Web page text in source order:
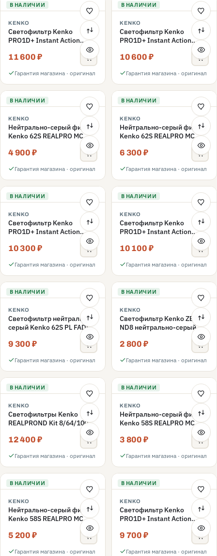
В НАЛИЧИИ
KENKO
Светофильтр Kenko
PRO1D+ Instant Action
Variable NDX3-450+C-PLS
переменной плотности
11 600 ₽
Гарантия магазина · оригинал
В НАЛИЧИИ
KENKO
Светофильтр Kenko
PRO1D+ Instant Action
Variable NDX3-450+C-PL
переменной плотности
10 600 ₽
Гарантия магазина · оригинал
В НАЛИЧИИ
KENKO
Нейтрально-серый фильтр
Kenko 62S REALPRO MC
4 900 ₽
Гарантия магазина · оригинал
В НАЛИЧИИ
KENKO
Нейтрально-серый фильтр
Kenko 62S REALPRO MC
6 300 ₽
Гарантия магазина · оригинал
В НАЛИЧИИ
KENKO
Светофильтр Kenko
PRO1D+ Instant Action
Variable NDX3-450+C-PLS
переменной плотности
10 300 ₽
Гарантия магазина · оригинал
В НАЛИЧИИ
KENKO
Светофильтр Kenko
PRO1D+ Instant Action
Variable NDX3-450+C-PL
переменной плотности
10 100 ₽
Гарантия магазина · оригинал
В НАЛИЧИИ
KENKO
Светофильтр нейтрально-
серый Kenko 62S PL FADER
с переменной плотностью
ND3-ND400 62mm
9 300 ₽
Гарантия магазина · оригинал
В НАЛИЧИИ
KENKO
Светофильтр Kenko ZETA
ND8 нейтрально-серый
2 800 ₽
Гарантия магазина · оригинал
В НАЛИЧИИ
KENKO
Светофильтры Kenko
REALPROND Kit 8/64/1000
12 400 ₽
Гарантия магазина · оригинал
В НАЛИЧИИ
KENKO
Нейтрально-серый фильтр
Kenko 58S REALPRO MC
3 800 ₽
Гарантия магазина · оригинал
В НАЛИЧИИ
KENKO
Нейтрально-серый фильтр
Kenko 58S REALPRO MC
5 200 ₽
Гарантия магазина · оригинал
В НАЛИЧИИ
KENKO
Светофильтр Kenko
PRO1D+ Instant Action
Variable NDX3-450+C-PLS
переменной плотности
9 700 ₽
Гарантия магазина · оригинал